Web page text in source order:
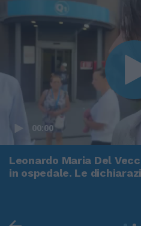
00:00
Leonardo Maria Del
in ospedale. Le